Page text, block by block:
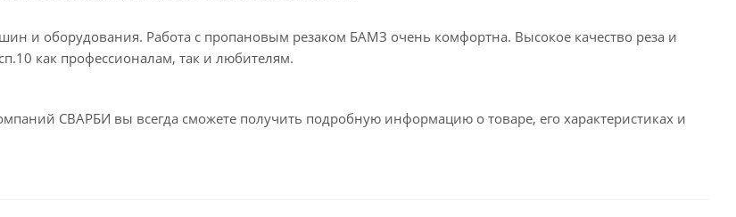
и оборудования. Работа с пропановым резаком БАМЗ очень комфортна. Высокое качество реза и
как профессионалам, так и любителям.
СВАРБИ вы всегда сможете получить подробную информацию о товаре, его характеристиках и